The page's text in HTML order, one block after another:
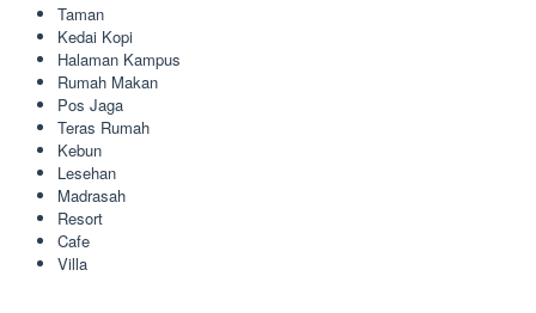
Taman
Kedai Kopi
Halaman Kampus
Rumah Makan
Pos Jaga
Teras Rumah
Kebun
Lesehan
Madrasah
Resort
Cafe
Villa